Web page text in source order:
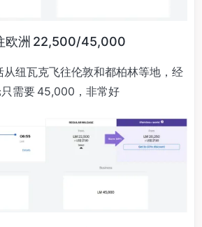
欧洲 22,500/45,000
纽瓦克飞往伦敦和都柏林等地，经
需要 45,000，非常好